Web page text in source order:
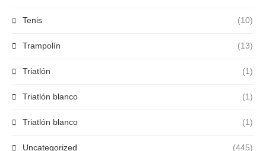
Tenis (10)
Trampolín (13)
Triatlón (1)
Triatlón blanco (1)
Triatlón blanco (1)
Uncategorized (445)